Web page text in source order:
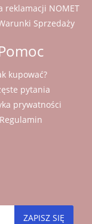
reklamacji NOMET
Sprzedaży
kupować?
pytania
prywatności
Regulamin
ZAPISZ SIĘ